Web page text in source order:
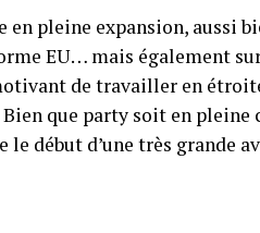
en pleine expansion, aussi
EU… mais également
de travailler en
que party soit en pleine
le début d’une très grande